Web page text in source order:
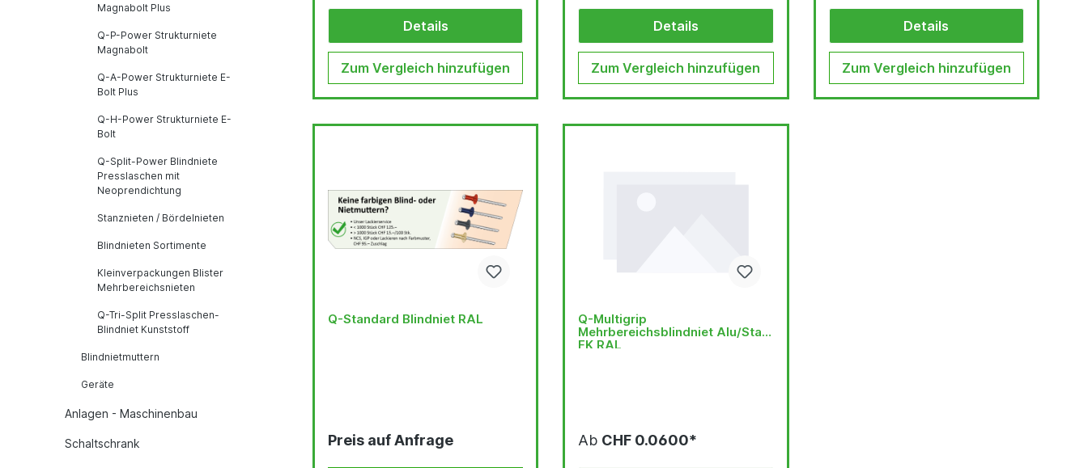
Magnabolt Plus
Q-P-Power Strukturniete
Magnabolt
Q-A-Power Strukturniete E-
Bolt Plus
Q-H-Power Strukturniete E-
Bolt
Q-Split-Power Blindniete
Presslaschen mit
Neoprendichtung
Stanznieten / Bördelnieten
Blindnieten Sortimente
Kleinverpackungen Blister
Mehrbereichsnieten
Q-Tri-Split Presslaschen-
Blindniet Kunststoff
Blindnietmuttern
Geräte
Anlagen - Maschinenbau
Schaltschrank
Details
Zum Vergleich hinzufügen
Details
Zum Vergleich hinzufügen
Details
Zum Vergleich hinzufügen
Q-Standard Blindniet RAL
Preis auf Anfrage
Q-Multigrip
Mehrbereichsblindniet Alu/Stahl
FK RAL
Ab CHF 0.0600*